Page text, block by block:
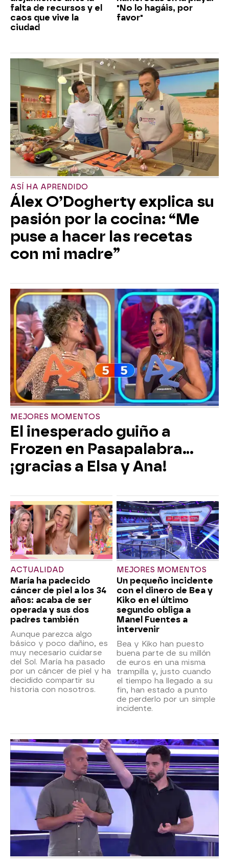
falta de recursos y el
caos que vive la
ciudad
"No lo hagáis, por
favor"
ASÍ HA APRENDIDO
Álex O’Dogherty explica su
pasión por la cocina: “Me
puse a hacer las recetas
con mi madre”
MEJORES MOMENTOS
El inesperado guiño a
Frozen en Pasapalabra…
¡gracias a Elsa y Ana!
ACTUALIDAD
María ha padecido
cáncer de piel a los 34
años: acaba de ser
operada y sus dos
padres también
Aunque parezca algo
básico y poco dañino, es
muy necesario cuidarse
del Sol. María ha pasado
por un cáncer de piel y ha
decidido compartir su
historia con nosotros.
MEJORES MOMENTOS
Un pequeño incidente
con el dinero de Bea y
Kiko en el último
segundo obliga a
Manel Fuentes a
intervenir
Bea y Kiko han puesto
buena parte de su millón
de euros en una misma
trampilla y, justo cuando
el tiempo ha llegado a su
fin, han estado a punto
de perderlo por un simple
incidente.